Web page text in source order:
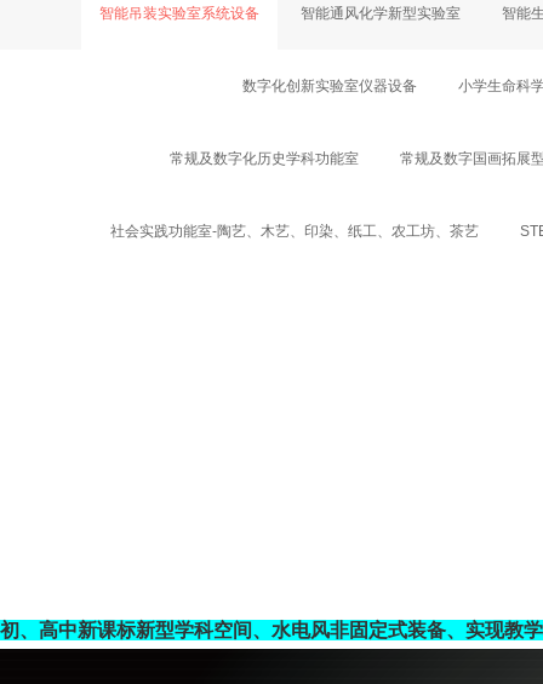
智能吊装实验室系统设备 智能通风化学新型实验室 智能
数字化创新实验室仪器设备 小学生命科
常规及数字化历史学科功能室 常规及数字国画拓展
社会实践功能室-陶艺、木艺、印染、纸工、农工坊、茶艺
初、高中新课标新型学科空间、水电风非固定式装备、实现教